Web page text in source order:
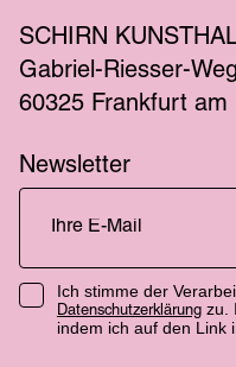
SCHIRN
Gabriel-Riesser-
60325 Frankfurt am
Newsletter
Ich stimme der
Datenschutzerklärung zu.
indem ich auf den Link